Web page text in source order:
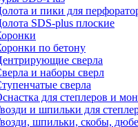
и пики для
SDS-plus плоские
по бетону
сверла
и наборы сверл
сверла
для степлеров и
и шпильки для
шпильки, скобы,